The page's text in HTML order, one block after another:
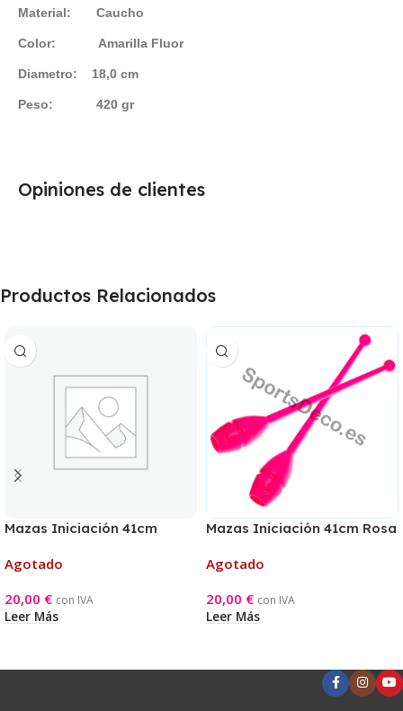
Material: Caucho
Color: Amarilla Fluor
Diametro: 18,0 cm
Peso: 420 gr
Opiniones de clientes
Productos Relacionados
Mazas Iniciación 41cm
Agotado
20,00 € con IVA
Leer Más
Mazas Iniciación 41cm Rosa
Agotado
20,00 € con IVA
Leer Más